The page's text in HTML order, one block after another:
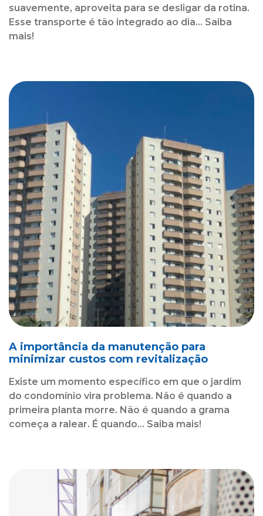
suavemente, aproveita para se desligar da rotina.
Esse transporte é tão integrado ao dia... Saiba
mais!
A importância da manutenção para
minimizar custos com revitalização
Existe um momento específico em que o jardim
do condomínio vira problema. Não é quando a
primeira planta morre. Não é quando a grama
começa a ralear. É quando... Saiba mais!